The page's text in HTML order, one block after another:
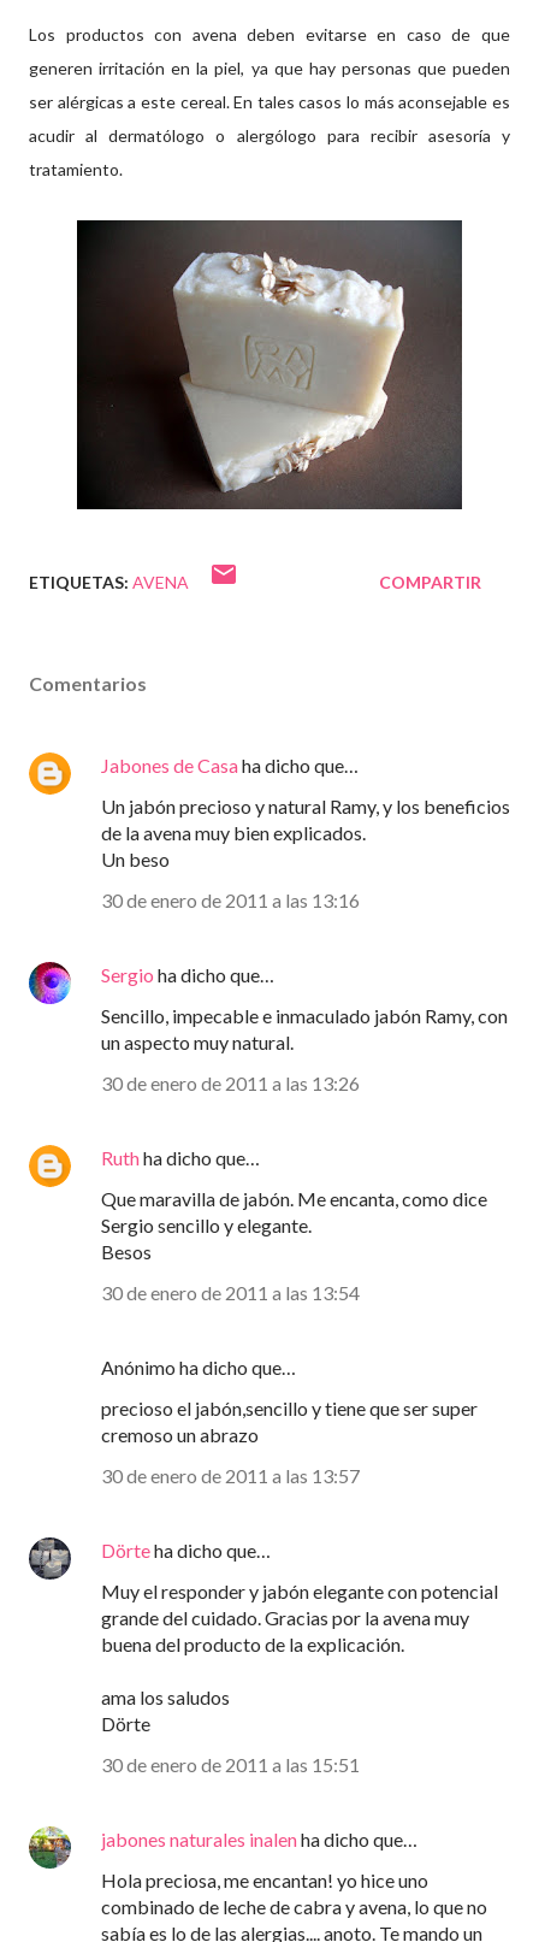
Los productos con avena deben evitarse en caso de que
generen irritación en la piel, ya que hay personas que pueden
ser alérgicas a este cereal. En tales casos lo más aconsejable es
acudir al dermatólogo o alergólogo para recibir asesoría y
tratamiento.
ETIQUETAS: AVENA COMPARTIR
Comentarios
Jabones de Casaha dicho que…
Un jabón precioso y natural Ramy, y los beneficios
de la avena muy bien explicados.
Un beso
30 de enero de 2011 a las 13:16
Sergio ha dicho que…
Sencillo, impecable e inmaculado jabón Ramy, con
un aspecto muy natural.
30 de enero de 2011 a las 13:26
Ruthha dicho que…
Que maravilla de jabón. Me encanta, como dice
Sergio sencillo y elegante.
Besos
30 de enero de 2011 a las 13:54
Anónimo ha dicho que…
precioso el jabón,sencillo y tiene que ser super
cremoso un abrazo
30 de enero de 2011 a las 13:57
Dörteha dicho que…
Muy el responder y jabón elegante con potencial
grande del cuidado. Gracias por la avena muy
buena del producto de la explicación.
ama los saludos
Dörte
30 de enero de 2011 a las 15:51
jabones naturales inalenha dicho que…
Hola preciosa, me encantan! yo hice uno
combinado de leche de cabra y avena, lo que no
sabía es lo de las alergias.... anoto. Te mando un